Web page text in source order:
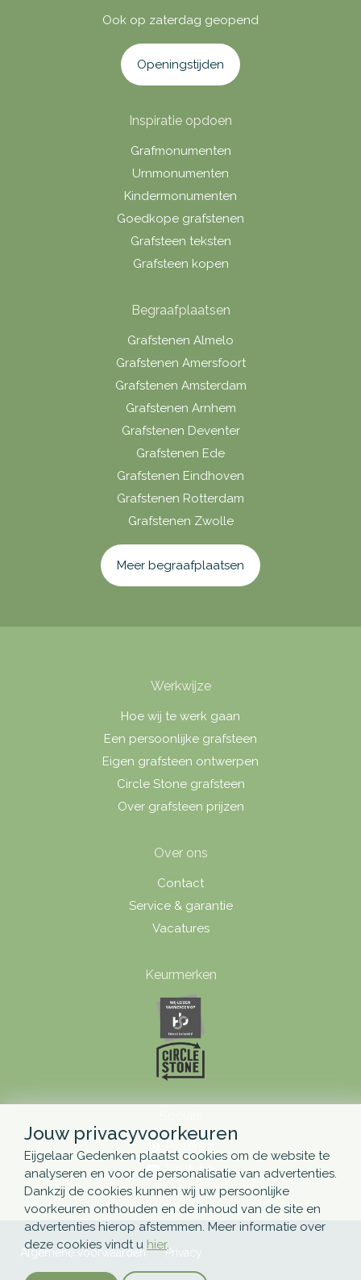
Ook op zaterdag geopend
Openingstijden
Inspiratie opdoen
Grafmonumenten
Urnmonumenten
Kindermonumenten
Goedkope grafstenen
Grafsteen teksten
Grafsteen kopen
Begraafplaatsen
Grafstenen Almelo
Grafstenen Amersfoort
Grafstenen Amsterdam
Grafstenen Arnhem
Grafstenen Deventer
Grafstenen Ede
Grafstenen Eindhoven
Grafstenen Rotterdam
Grafstenen Zwolle
Meer begraafplaatsen
Werkwijze
Hoe wij te werk gaan
Een persoonlijke grafsteen
Eigen grafsteen ontwerpen
Circle Stone grafsteen
Over grafsteen prijzen
Over ons
Contact
Service & garantie
Vacatures
Keurmerken
Youtube
Algemene voorwaarden Privacy
Jouw privacyvoorkeuren
Eijgelaar Gedenken plaatst cookies om de website te
analyseren en voor de personalisatie van advertenties.
Dankzij de cookies kunnen wij uw persoonlijke
voorkeuren onthouden en de inhoud van de site en
advertenties hierop afstemmen. Meer informatie over
deze cookies vindt u hier.